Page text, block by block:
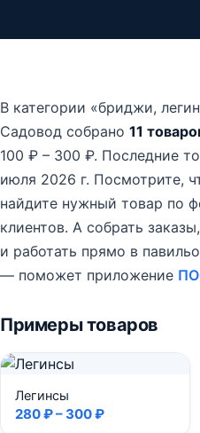
В категории «бриджи,
Садовод собрано 11
100 ₽ – 300 ₽. Последние
июля 2026 г. Посмотрите,
найдите нужный товар по
клиентов. А собрать
и работать прямо в
— поможет приложение
Примеры товаров
Легинсы
280 ₽ – 300 ₽